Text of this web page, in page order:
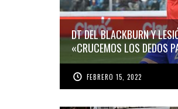
DT DEL BLACKBURN Y
«CRUCEMOS LOS DEDOS
FEBRERO 15, 2022